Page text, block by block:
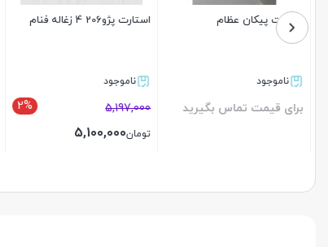
استارت پیکان عظام
ناموجود
برای قیمت تماس بگیرید
استارت پژو206 4 زغاله فنام
ناموجود
2% 5,197,000
تومان5,100,000